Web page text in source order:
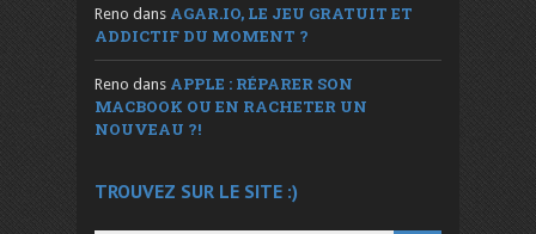
Reno dans AGAR.IO, LE JEU GRATUIT ET
ADDICTIF DU MOMENT ?
Reno dans APPLE : RÉPARER SON
MACBOOK OU EN RACHETER UN
NOUVEAU ?!
TROUVEZ SUR LE SITE :)